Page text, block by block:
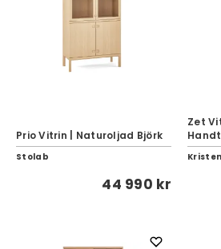
Prio Vitrin | Naturoljad Björk
Stolab
44 990 kr
Zet